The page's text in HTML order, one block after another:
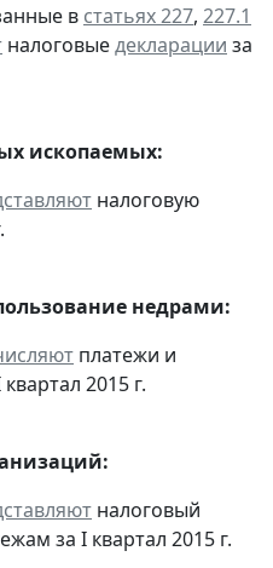
в статьях 227, 227.1
налоговыедекларации за
ископаемых:
налоговую
недрами:
платежи и
2015 г.
налоговый
за I квартал 2015 г.